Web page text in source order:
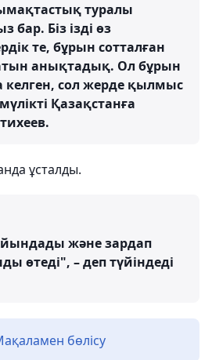
туралы
Біз ізді өз
те, бұрын сотталған
анықтадық. Ол бұрын
келген, сол жерде қылмыс
Қазақстанға
ұсталды.
және зардап
өтеді", – деп түйіндеді
бөлісу